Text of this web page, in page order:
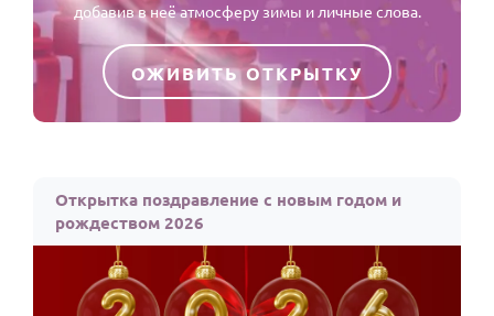
добавив в неё атмосферу зимы и личные слова.
ОЖИВИТЬ ОТКРЫТКУ
Открытка поздравление с новым годом и
рождеством 2026